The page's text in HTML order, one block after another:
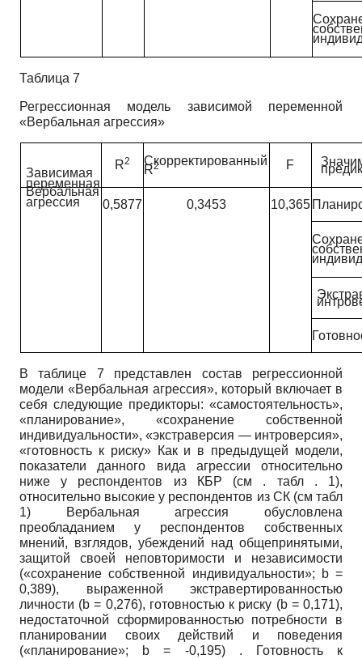
Таблица 7
Регрессионная модель зависимой переменной
«Вербальная агрессия»
Зависимая
переменная
R2 Скорректированный
R2 F
Вербальная
агрессия 0,5877 0,3453 10,365
В таблице 7 представлен состав регрессионной
модели «Вербальная агрессия», который включает в
себя следующие предикторы: «самостоятельность»,
«планирование», «сохранение собственной
индивидуальности», «экстраверсия — интроверсия»,
«готовность к риску» Как и в предыдущей модели,
показатели данного вида агрессии относительно
ниже у респондентов из КБР (см . табл . 1),
относительно высокие у респондентов из СК (см табл
1) Вербальная агрессия обусловлена
преобладанием у респондентов собственных
мнений, взглядов, убеждений над общепринятыми,
защитой своей неповторимости и независимости
(«сохранение собственной индивидуальности»;
b =
0,389), выраженной экстравертированностью
личности (b= 0,276), готовностью к риску (b = 0,171),
недостаточной сформированностью потребности в
планировании своих действий и поведения
(«планирование»;
b= -0,195) . Готовность к